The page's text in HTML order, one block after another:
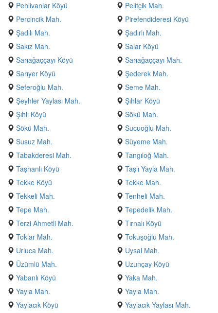
Pehlivanlar Köyü
Pelitçik Mah.
Percincik Mah.
Pirefendideresi Köyü
Şadılı Mah.
Şadırlı Mah.
Sakız Mah.
Salar Köyü
Sarıağaççayı Köyü
Sarıağaççayı Mah.
Sarıyer Köyü
Şederek Mah.
Seferoğlu Mah.
Seme Mah.
Şeyhler Yaylası Mah.
Şıhlar Köyü
Şıhlı Köyü
Sökü Mah.
Sökü Mah.
Sucuoğlu Mah.
Susuz Mah.
Süyeme Mah.
Tabakderesi Mah.
Tangıloğ Mah.
Taşhanlı Köyü
Taşlı Yayla Mah.
Tekke Köyü
Tekke Mah.
Tekkeli Mah.
Tenheli Mah.
Tepe Mah.
Tepedelik Mah.
Terzi Ahmetli Mah.
Tırnalı Köyü
Toklar Mah.
Tokuşoğlu Mah.
Urluca Mah.
Uysal Mah.
Üzümlü Mah.
Uzunçay Köyü
Yabanlı Köyü
Yaka Mah.
Yayla Mah.
Yayla Mah.
Yaylacık Köyü
Yaylacık Yaylası Mah.